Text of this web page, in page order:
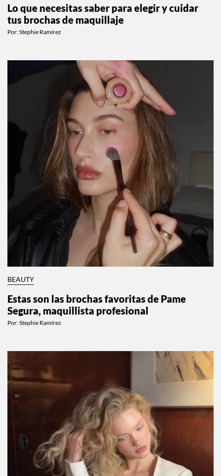
Lo que necesitas saber para elegir y cuidar
tus brochas de maquillaje
Por:Stephie Ramírez
BEAUTY
Estas son las brochas favoritas de Pame
Segura, maquillista profesional
Por:Stephie Ramírez